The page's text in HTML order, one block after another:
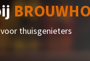
thuisgenieters